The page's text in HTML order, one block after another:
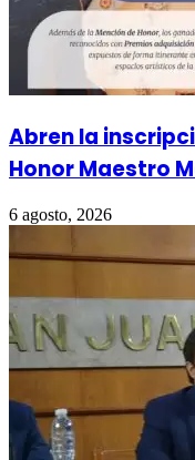
Abren la
Honor Maestro
6 agosto, 2026